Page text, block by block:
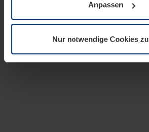
notwendig sind. Für alle anderen
wir Ihre Erlaubnis. Ihre Einwilligung
Datenschutzerklärungunserer
widerrufen.
Anpassen
Nur notwendige Cookies